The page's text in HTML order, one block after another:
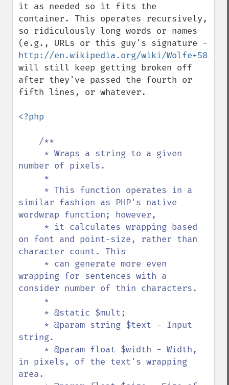
it as needed so it fits the
container. This operates recursively,
so ridiculously long words or names
http://en.wikipedia.org/wiki/
will still keep getting broken off
after they've passed the fourth or
fifth lines, or whatever.
<?php
/**
number of pixels.
similar fashion as PHP's native
wordwrap function; however,
on font and point-size, rather than
character count. This
wrapping for sentences with a
consider number of thin characters.
string.
in pixels, of the text's wrapping
area.